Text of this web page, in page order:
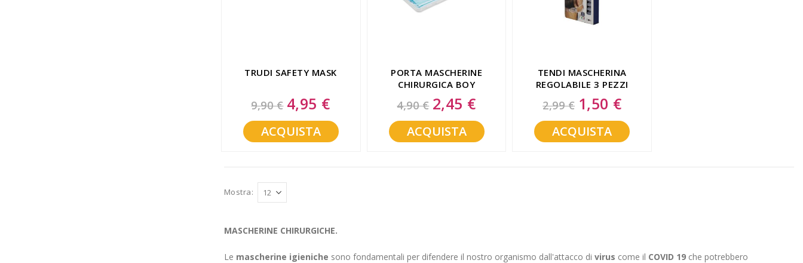
TRUDI SAFETY MASK
9,90 € Special
Price
4,95 €
ACQUISTA
PORTA MASCHERINE
CHIRURGICA BOY
4,90 € Special
Price
2,45 €
ACQUISTA
TENDI MASCHERINA
REGOLABILE 3 PEZZI
2,99 € Special
Price
1,50 €
ACQUISTA
Mostra
MASCHERINE CHIRURGICHE.
Le mascherine igieniche sono fondamentali per difendere il nostro organismo dall'attacco di virus come il COVID 19 che potrebbero